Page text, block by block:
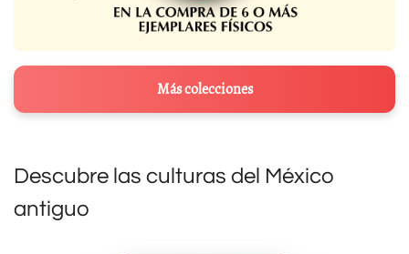
Más colecciones
Descubre las culturas del México
antiguo